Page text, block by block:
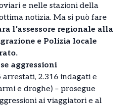
e nelle stazioni della
notizia. Ma si può fare
l’assessore regionale alla
e Polizia locale
aggressioni
arrestati, 2.316 indagati e
e droghe) – prosegue
ai viaggiatori e al